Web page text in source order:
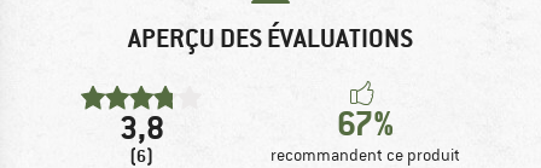
APERÇU DES ÉVALUATIONS
3,8
(6)
67%
recommandent ce produit